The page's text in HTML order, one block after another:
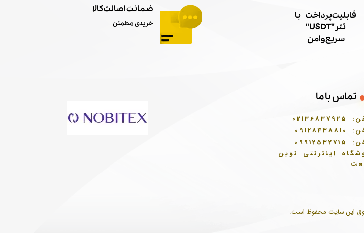
این سایت محفوظ است.
ضمانت اصالت کالا
خریدی مطمئن
تماس با ما
02136837925
09128438810
09912532715
اینترنتی نوین
​قابلیت پرداخت با
تتر"USDT"
سریع و امن